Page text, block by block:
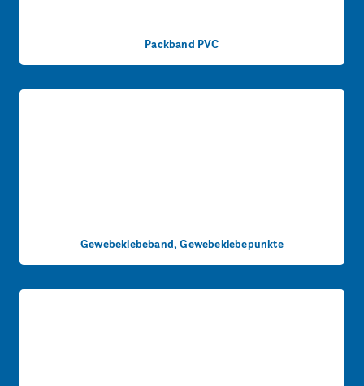
Packband PVC
Gewebeklebeband, Gewebeklebepunkte